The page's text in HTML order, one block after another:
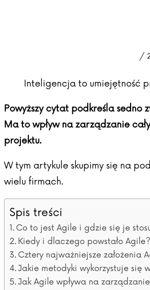
/
Inteligencja to umiejętność
Powyższy cytat podkreśla sedno
Ma to wpływ na zarządzanie
projektu.
W tym artykule skupimy się na
wielu firmach.
Spis treści
Co to jest Agile i gdzie się je
Kiedy i dlaczego powstało Agile?
Cztery najważniejsze założenia
Jakie metodyki wykorzystuje się
Jak Agile wpływa na